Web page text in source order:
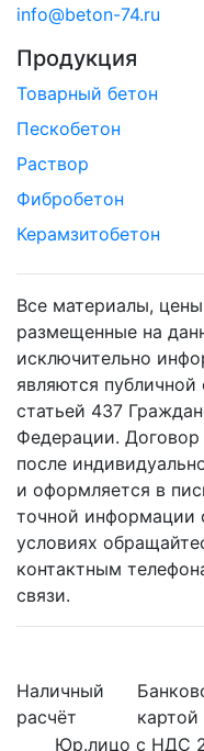
info@beton-74.ru
Продукция
Товарный бетон
Пескобетон
Раствор
Фибробетон
Керамзитобетон
Все материалы,
размещенные на
исключительно
являются
статьей 437
Федерации.
после
и оформляется в
точной информации
условиях
контактным
связи.
Наличный
расчёт
картой
Юр.лицо с НДС